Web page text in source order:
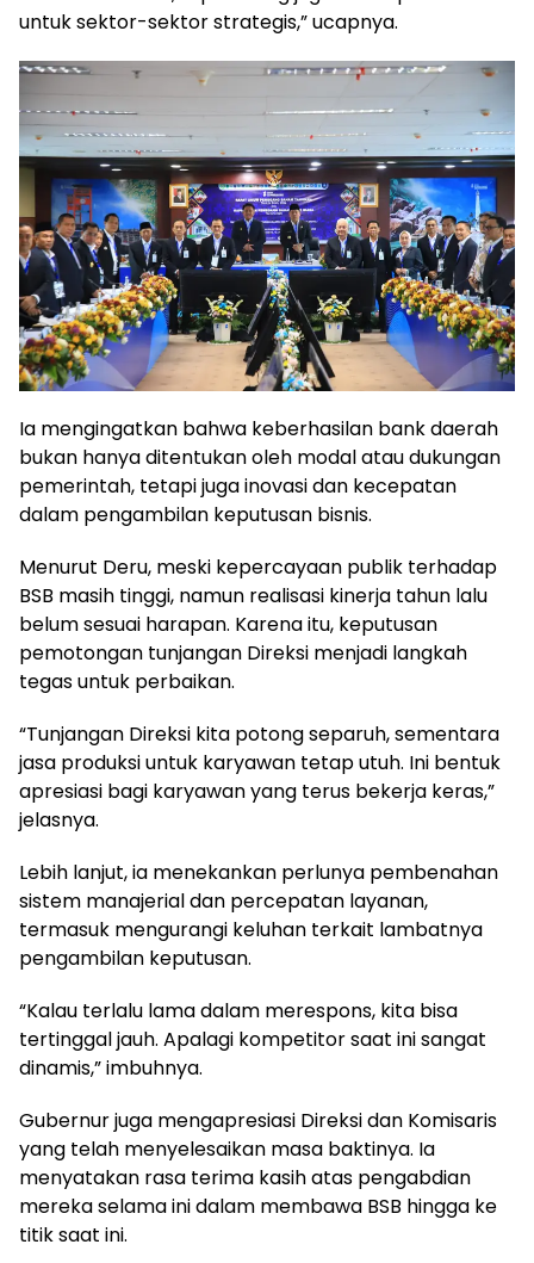
untuk sektor-sektor strategis,” ucapnya.
Ia mengingatkan bahwa keberhasilan bank daerah
bukan hanya ditentukan oleh modal atau dukungan
pemerintah, tetapi juga inovasi dan kecepatan
dalam pengambilan keputusan bisnis.
Menurut Deru, meski kepercayaan publik terhadap
BSB masih tinggi, namun realisasi kinerja tahun lalu
belum sesuai harapan. Karena itu, keputusan
pemotongan tunjangan Direksi menjadi langkah
tegas untuk perbaikan.
“Tunjangan Direksi kita potong separuh, sementara
jasa produksi untuk karyawan tetap utuh. Ini bentuk
apresiasi bagi karyawan yang terus bekerja keras,”
jelasnya.
Lebih lanjut, ia menekankan perlunya pembenahan
sistem manajerial dan percepatan layanan,
termasuk mengurangi keluhan terkait lambatnya
pengambilan keputusan.
“Kalau terlalu lama dalam merespons, kita bisa
tertinggal jauh. Apalagi kompetitor saat ini sangat
dinamis,” imbuhnya.
Gubernur juga mengapresiasi Direksi dan Komisaris
yang telah menyelesaikan masa baktinya. Ia
menyatakan rasa terima kasih atas pengabdian
mereka selama ini dalam membawa BSB hingga ke
titik saat ini.